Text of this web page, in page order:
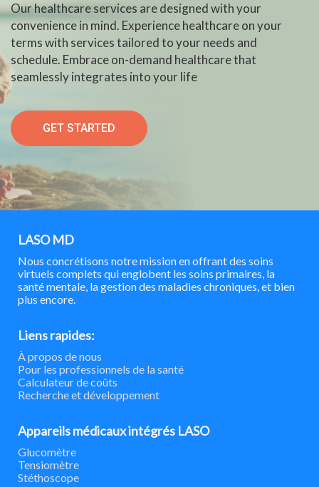
Our healthcare services are designed with your
convenience in mind. Experience healthcare on your
terms with services tailored to your needs and
schedule. Embrace on-demand healthcare that
seamlessly integrates into your life
GET STARTED
LASO MD
Nous concrétisons notre mission en offrant des soins
virtuels complets qui englobent les soins primaires, la
santé mentale, la gestion des maladies chroniques, et bien
plus encore.
Liens rapides:
À propos de nous
Pour les professionnels de la santé
Calculateur de coûts
Recherche et développement
Appareils médicaux intégrés LASO
Glucomètre
Tensiomètre
Stéthoscope